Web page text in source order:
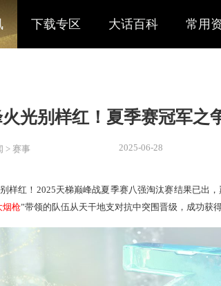
下载专区 大话百科 常用
巅峰火光别样红！夏
火光别样红！2025天梯巅峰战夏季赛八
器“
”带领的队伍从天干地支对抗